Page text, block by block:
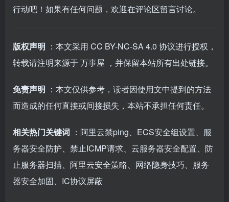
行动吧！如果有任何问题，欢迎在评论区留言讨论。
版权声明 ：本文采用 CC BY-NC-SA 4.0 协议进行授权，
转载请注明来源于万事屋 ，并保留本站所有出处链接。
免责声明 ：本文仅供参考，读者因使用文中提到的方法
而造成的任何直接或间接损失，本站不承担任何责任。
相关热门关键词 ：阿里云禁ping、ECS安全组设置、服
务器安全防护、禁止ICMP请求、云服务器安全配置、防
止服务器扫描、阿里云安全策略、网络隐身技巧、服务
器安全加固、IC协议屏蔽